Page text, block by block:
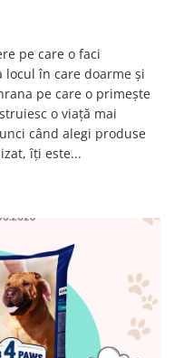
pe care o faci
în care doarme și
pe care o primește
o viață mai
când alegi produse
îți este...